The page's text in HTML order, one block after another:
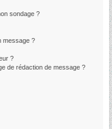
sondage ?
message ?
?
de rédaction de message ?